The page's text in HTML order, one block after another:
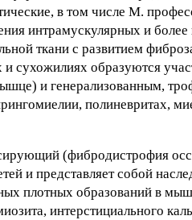
в том числе М.
интрамускулярных и
ткани с развитием
и сухожилиях образуются
и генерализованным,
полиневритах,
(фибродистрофия
и представляет собой
плотных образований в
интерстициального